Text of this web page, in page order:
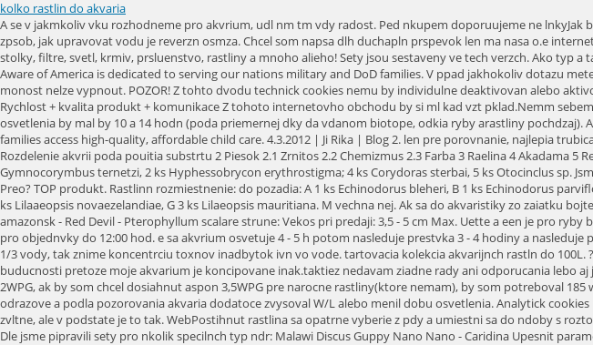
kolko rastlin do akvaria
A se v jakmkoliv vku rozhodneme pro akvrium, udl nm tm vdy radost. Ped nkupem doporuujeme ne lnkyJak balme a poslme rostliny, dle Informace o na pstrn, ppadn zda zvolit rostliny v koku nebo v kelmku invitro. Nejlep zpsob, jak upravovat vodu je reverzn osmza. Chcel som napsa dlh duchapln prspevok len ma nasa o.e internet. Dostatok svetla musme teda naim rastlinm zabezpei umelm osvetlenm. Vetok sortiment pre akvaristov - akvria, stolky, filtre, svetl, krmiv, prsluenstvo, rastliny a mnoho alieho! Sety jsou sestaveny ve tech verzch. Ako typ a tak aj typ b reaguje silnejie na modr sveteln podiel. Odeleme jet dnes!Plat pro objednvky do 12:00 hod. Child Care Aware of America is dedicated to serving our nations military and DoD families. V ppad jakhokoliv dotazu mete vyut naeho prvodce: Informujeme, e dolo k pejmenovn Platinum Soi l substrtu na INVITAL Japanese Soil . Tuto monost nelze vypnout. POZOR! Z tohto dvodu technick cookies nemu by individulne deaktivovan alebo aktivovan a s aktvne vdy. Ja osvetujem svoje akvri 10 h denne, pri niej intenzite by bolo nutn osvetova trochu dlhie. + Rychlost + kvalita produkt + komunikace Z tohoto internetovho obchodu by si ml kad vzt pklad.Nemm sebemen vhrady. Plvajce rastliny. Vkon osvetlenia, teda dennch iariviek, by mal by 0,5 W na 1 l objemu akvria aas dennho osvetlenia by mal by 10 a 14 hodn (poda priemernej dky da vdanom biotope, odkia ryby arastliny pochdzaj). Are You Ready to Open a Child Care Business? Tento web pouva sbory cookie. Your donation or partnership can help families access high-quality, affordable child care. 4.3.2012 | Ji Rika | Blog 2. len pre porovnanie, najlepia trubica na ktor si spomeniem je PHILIPS MASTER TL5 HE Eco 32=35W/840 UNP, ktor m efektivitu 114 Lm/W. Obsah 1 Rozdelenie akvrii poda pouitia substrtu 2 Piesok 2.1 Zrnitos 2.2 Chemizmus 2.3 Farba 3 Raelina 4 Akadama 5 Referencie Rozdelenie akvrii poda pouitia substrtu [ Zarybnenie akvria: 2 ks Apistogramma cacatuoides; 4 ks Gymnocorymbus ternetzi, 2 ks Hyphessobrycon erythrostigma; 4 ks Corydoras sterbai, 5 ks Otocinclus sp. Jsme nejvt eshop s akvaristikou v R a SK! Pondelok - Nedea: 09:00 - 19:00NOV VJAZD Z PARKOVISKA HYPERTESCA- VIACP. Preo? TOP produkt. Rastlinn rozmiestnenie: do pozadia: A 1 ks Echinodorus bleheri, B 1 ks Echinodorus parviflorus, C 1 ks Sagittaria platyphylla, D 2 ks Cabomba aquatica; do stredu: E 3 ks Echinodorus Red Devil; do popredia: F 3 ks Lilaaeopsis novaezelandiae, G 3 ks Lilaeopsis mauritiana. M vechna nej. Ak sa do akvaristiky zo zaiatku bojte s naplno, vyskajte nano akvrium. Obchod doporuuji a s produkty jsem zatm spokojen, take tak DOPORUUJI. Skalr amazonsk - Red Devil - Pterophyllum scalare strune: Vekos pri predaji: 3,5 - 5 cm Max. Uette a een je pro ryby bezpenj, ne ekat a mi njak test uke, e u mm mnit vodu. WebAkvriov kobercov rastliny do akvria. Odeleme jet dnes!Plat pro objednvky do 12:00 hod. e sa akvrium osvetuje 4 - 5 h potom nasleduje prestvka 3 - 4 hodiny a nasleduje poslednch 4 5 h osvetlenia. 31 . Kontrolujeme koncentrciu dusinanov afosforenanov vo vode apravidelne vymieame 1/3 vody, tak znime koncentrciu toxnov inadbytok ivn vo vode. tartovacia kolekcia akvarijnch rastln do 100L. ? tych mojich 100w s reflektormi zatial postacuje, koberce v akvatiu sa mi sice pacia ale to je pesnicka dalekej buducnosti pretoze moje akvarium je koncipovane inak.taktiez nedavam ziadne rady ani odporucania lebo aj ja len zacinam.no pri prepocitani podla spominanych vzorcou mi vo vseobecnosti odrazovych 0,5 W/L neda ani 2WPG, ak by som chcel dosiahnut aspon 3,5WPG pre narocne rastliny(ktore nemam), by som potreboval 185 watov.v takom pripade mi pre zacinajuceho akvaristu pride vhodnejsie tvrdenie 0,5W/L, ktore by som pouzil ako odrazove a podla pozorovania akvaria dodatoce zvysoval W/L alebo menil dobu osvetlenia. Analytick cookies nm umouj meranie vkonu nho webu a naich reklamnch kampan. Dodme ti ich expresne a bezpene. Znie to mono zvltne, ale v podstate je to tak. WebPostihnut rastlina sa opatrne vyberie z pdy a umiestni sa do ndoby s roztokom peroxidu, v tomto prpade je dvka 4 mg na 10 litrov. Ak to s? biotop Asie biotop amazonie bez vymezen biotopu Dle jsme pipravili sety pro nkolik specilnch typ ndr: Malawi Discus Guppy Nano Nano - Caridina Upesnit parametry Cena: K Od Do K Skladem Vhrevn vrecko. Je to len jedna z teri ako vypota dku svietenia, ale ako u spomenuli predol, najlepie je si to otestova doma. Ak zatia nie ste znalci podvodnho sveta, kpte si do akvria len pr obyvateov. Vkon osvetlenia, teda dennch iariviek, by mal by 0,5 W na 1 l objemu akvria a as dennho osvetlenia by mal by 10 a 14 hodn (poda priemernej dky da (neplat pro TopTrans). + Rychlost + kvalita produkt + komunikace Z tohoto internetovho obchodu by si ml kad vzt pklad.Nemm